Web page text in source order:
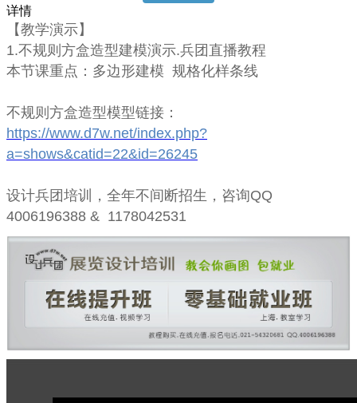
详情
【教学演示】
1.不规则方盒造型建模演示.兵团直播教程
本节课重点：多边形建模 规格化样条线
不规则方盒造型模型链接：
https://www.d7w.net/index.php?
a=shows&catid=22&id=26245
设计兵团培训，全年不间断招生，咨询QQ
4006196388 & 1178042531